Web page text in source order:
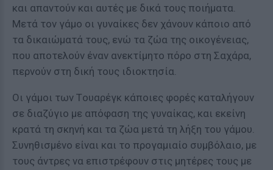
και απαντούν και αυτές με δικά τους ποιήματα.
Μετά τον γάμο οι γυναίκες δεν χάνουν κάποιο από
τα δικαιώματά τους, ενώ τα ζώα της οικογένειας,
που αποτελούν έναν ανεκτίμητο πόρο στη Σαχάρα,
περνούν στη δική τους ιδιοκτησία.
Οι γάμοι των Tουαρέγκ κάποιες φορές καταλήγουν
σε διαζύγιο με απόφαση της γυναίκας, και εκείνη
κρατά τη σκηνή και τα ζώα μετά τη λήξη του γάμου.
Συνηθισμένο είναι και το προγαμιαίο συμβόλαιο, με
τους άντρες να επιστρέφουν στις μητέρες τους με